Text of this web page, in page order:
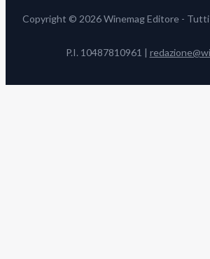
Copyright © 2026 Winemag Editore -
P.I. 10487810961 |